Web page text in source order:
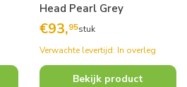
Head Pearl Grey
€93,95stuk
Verwachte levertijd: In overleg
Bekijk product